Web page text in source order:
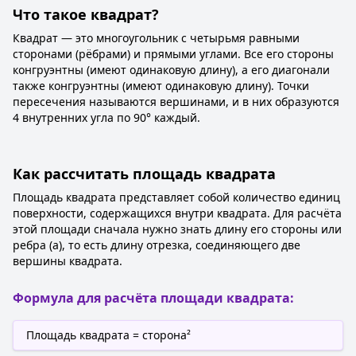
Что такое квадрат?
Квадрат — это многоугольник с четырьмя равными
сторонами (рёбрами) и прямыми углами. Все его стороны
конгруэнтны (имеют одинаковую длину), а его диагонали
также конгруэнтны (имеют одинаковую длину). Точки
пересечения называются вершинами, и в них образуются
4 внутренних угла по 90° каждый.
Как рассчитать площадь квадрата
Площадь квадрата представляет собой количество единиц
поверхности, содержащихся внутри квадрата. Для расчёта
этой площади сначала нужно знать длину его стороны или
ребра (a), то есть длину отрезка, соединяющего две
вершины квадрата.
Формула для расчёта площади квадрата:
Площадь квадрата = сторона²